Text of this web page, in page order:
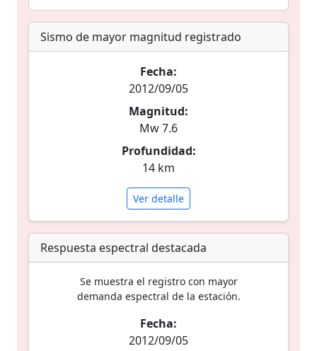
Sismo de mayor magnitud registrado
Fecha:
2012/09/05
Magnitud:
Mw 7.6
Profundidad:
14 km
Ver detalle
Respuesta espectral destacada
Se muestra el registro con mayor
demanda espectral de la estación.
Fecha:
2012/09/05